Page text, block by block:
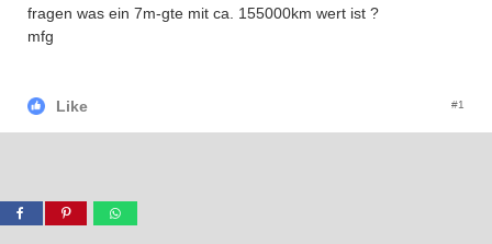
fragen was ein 7m-gte mit ca. 155000km wert ist ?
mfg
Like #1